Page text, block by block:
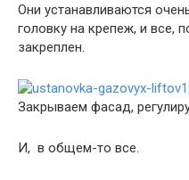
Они устанавливаются
головку на крепеж, и все,
закреплен.
Закрываем фасад,
И, в общем-то все.